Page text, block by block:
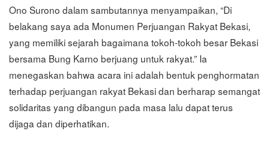
Ono Surono dalam sambutannya menyampaikan, “Di
belakang saya ada Monumen Perjuangan Rakyat Bekasi,
yang memiliki sejarah bagaimana tokoh-tokoh besar Bekasi
bersama Bung Karno berjuang untuk rakyat.” Ia
menegaskan bahwa acara ini adalah bentuk penghormatan
terhadap perjuangan rakyat Bekasi dan berharap semangat
solidaritas yang dibangun pada masa lalu dapat terus
dijaga dan diperhatikan.